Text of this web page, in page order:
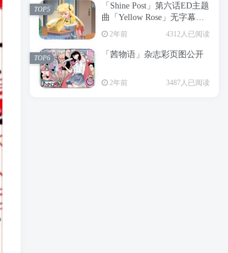
「Shine Post」第六话ED主题
曲「Yellow Rose」无字幕MV
公开
2年前 4312人已阅读
TOP5
「茜物语」杂志彩页图公开
2年前 3487人已阅读
TOP6
2年前 6197人已阅读
APP下载
2年前 5045人已阅读
TOP3
经典杯子蛋糕 佐岸 漫画「经
典杯子蛋糕」宣布真人日剧
TOP4